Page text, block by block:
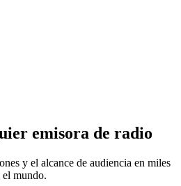
emisora de radio
y el alcance de audiencia en miles
el mundo.